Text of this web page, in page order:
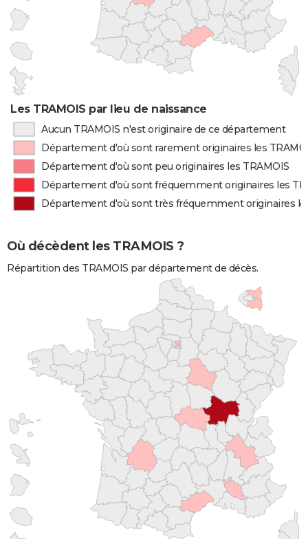
Les TRAMOIS par lieu de naissance
Aucun TRAMOIS n'est originaire de ce département
Département d'où sont rarement originaires les
Département d'où sont peu originaires les TRAMOIS
Département d'où sont fréquemment originaires les
Département d'où sont très fréquemment originaires
Où décèdent les TRAMOIS ?
Répartition des TRAMOIS par département de décès.